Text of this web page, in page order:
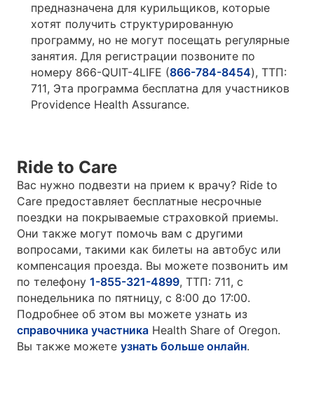
предназначена для курильщиков, которые
хотят получить структурированную
программу, но не могут посещать регулярные
занятия. Для регистрации позвоните по
номеру 866-QUIT-4LIFE (866-784-8454), TTП:
711, Эта программа бесплатна для участников
Providence Health Assurance.
Ride to Care
Вас нужно подвезти на прием к врачу? Ride to
Care предоставляет бесплатные несрочные
поездки на покрываемые страховкой приемы.
Они также могут помочь вам с другими
вопросами, такими как билеты на автобус или
компенсация проезда. Вы можете позвонить им
по телефону 1-855-321-4899, TTП: 711, с
понедельника по пятницу, с 8:00 до 17:00.
Подробнее об этом вы можете узнать из
справочника участника Health Share of Oregon.
Вы также можете узнать больше онлайн.